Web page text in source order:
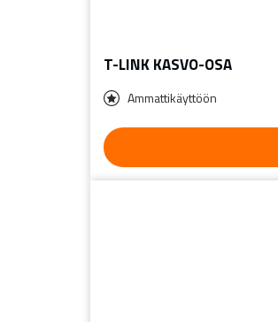
T-LINK KASVO-OSA
Ammattikäyttöön